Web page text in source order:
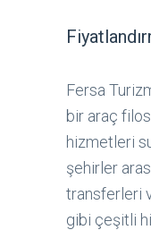
Fersa
bir araç
hizmetleri
şehirler
transferleri
gibi çeşitli